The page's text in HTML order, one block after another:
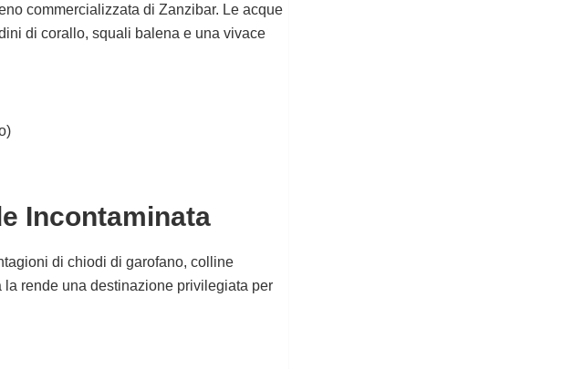
commercializzata di Zanzibar. Le acque
di corallo, squali balena e una vivace
Incontaminata
di chiodi di garofano, colline
rende una destinazione privilegiata per